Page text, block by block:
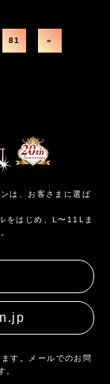
81 »
は、お客さまに選ば
をはじめ、L〜11Lま
す。メールでのお問
。